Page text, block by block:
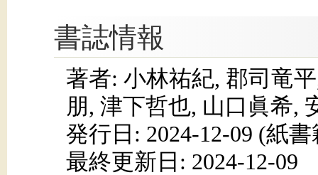
書誌情報
著者: 小林祐紀, 郡司竜
朋, 津下哲也, 山口眞希,
発行日: 2024-12-09 (紙書
最終更新日: 2024-12-09